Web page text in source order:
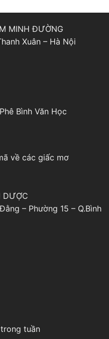
MINH ĐƯỜNG
Xuân – Hà Nội
Phê Bình Văn Học
về các giấc mơ
DƯỢC
– Phường 15 – Q.Bình
tuần